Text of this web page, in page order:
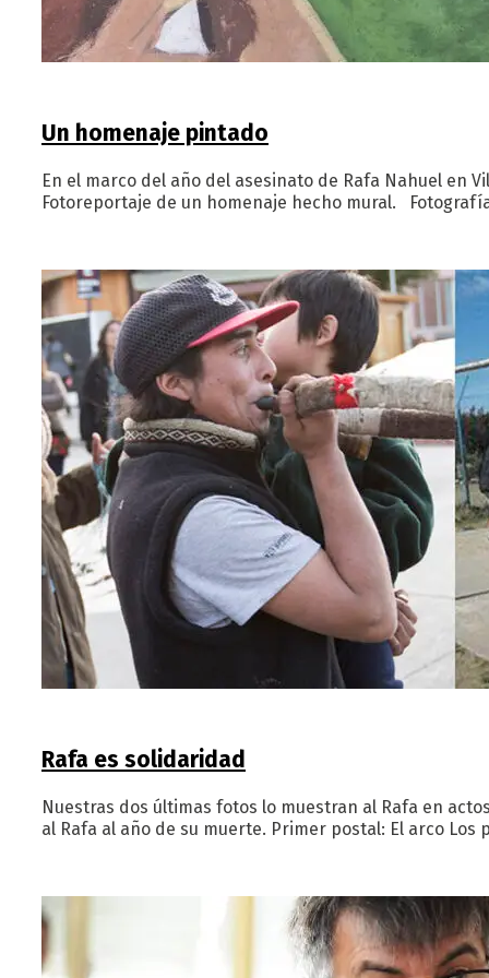
Un homenaje pintado
En el marco del año del asesinato de Rafa Nahuel en
Fotoreportaje de un homenaje hecho mural.
Rafa es solidaridad
Nuestras dos últimas fotos lo muestran al Rafa en
al Rafa al año de su muerte. Primer postal: El arco